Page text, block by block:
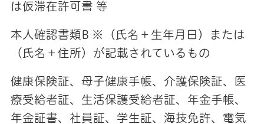
は仮滞在許可書 等
本人確認書類B ※（氏名＋生年月日）または
（氏名＋住所）が記載されているもの
健康保険証、母子健康手帳、介護保険証、医
療受給者証、生活保護受給者証、年金手帳、
年金証書、社員証、学生証、海技免許、電気